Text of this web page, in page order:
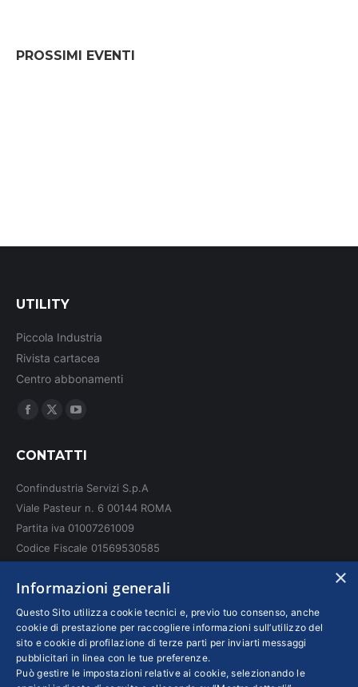
PROSSIMI EVENTI
UTILITY
Piccola Industria
Rivista cartacea
Centro abbonamenti
Ci puoi trovare su:
Facebook
opens
new
window
X
opens
window
opens
window
CONTATTI
Confindustria Servizi S.p.A
Viale Pasteur n. 6 00144 ROMA
Partita iva 01007261009
Codice Fiscale 01569530585
INFO LEGALI
Colophon editoriali
Disclaimer
×
Informazioni generali
Questo Sito utilizza cookie tecnici e, previo tuo consenso, anche
cookie di prestazione per raccogliere informazioni sull’utilizzo del
sito e cookie di profilazione di terze parti per inviarti messaggi
pubblicitari in linea con le tue preferenze.
Può gestire le impostazioni relative ai cookie, selezionando le